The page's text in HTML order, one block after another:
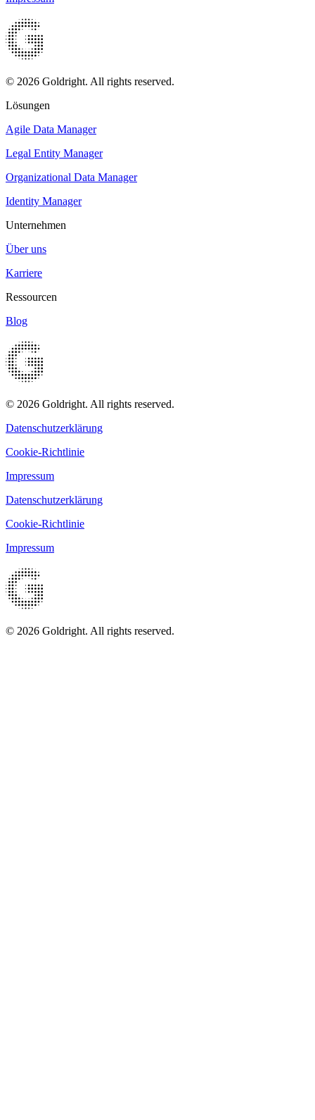
© 2026 Goldright. All rights reserved.
Lösungen
Agile Data Manager
Legal Entity Manager
Organizational Data Manager
Identity Manager
Unternehmen
Über uns
Karriere
Ressourcen
Blog
© 2026 Goldright. All rights reserved.
Datenschutzerklärung
Cookie-Richtlinie
Impressum
Datenschutzerklärung
Cookie-Richtlinie
Impressum
© 2026 Goldright. All rights reserved.